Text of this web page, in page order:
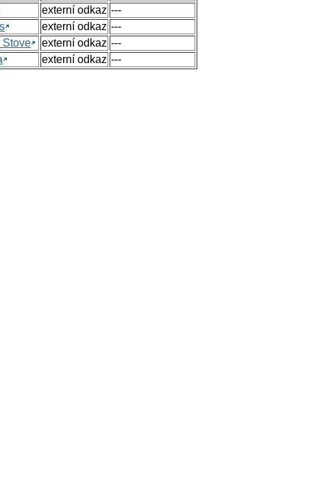
externí odkaz ---
externí odkaz ---
Stove
externí odkaz ---
externí odkaz ---